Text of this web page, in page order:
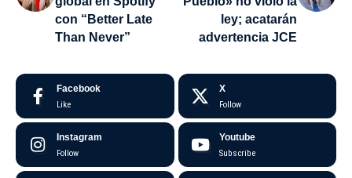
con “Better Late
Than Never”
ley; acatarán
advertencia JCE
Facebook
Like
X
Follow
Instagram
Follow
Youtube
Subscribe